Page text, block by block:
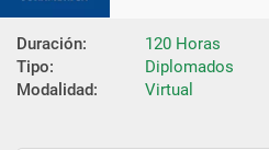
Duración:
120 Horas
Tipo:
Diplomados
Modalidad:
Virtual